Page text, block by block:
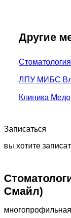
Другие
ЛПУ МИБС
Клиника
Записаться
вы хотите
Смайл)